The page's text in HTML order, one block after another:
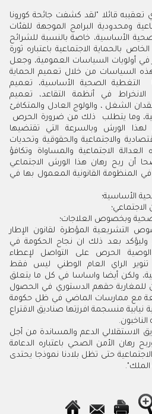
تعقيبه قائلا "لقد كشفت جائحة كورونا
ومحدودية البرامج الموجهة للفئات
الأساسية، خاصة بالنسبة للشرائح
بالحماية الاجتماعية باعتباره ثورة
في أولويات السياسات العمومية، وجعل
السياسات من خلال تعميم الحماية
التغطية الصحية الأساسية، تعميم
الانخراط في أنظمة التقاعد، تعميم
الشغل ، والولوج العادل والمتكافئ
وما يتطلب ذلك من ضرورة الحرص
لهذا الورش وبالسرعة التي تقتضيها
والاجتماعية والحقوقية وتحديات
الاجتماعية والمساواة وتكافؤ
أن ربح رهان هذا الورش الاجتماعي
المنظومة القانونية المعمول بها في
الأساسية؛
وبخصوص العلاجات؛
التشريعية المؤطرة لقانون الإطار
وليؤكد بعد ذلك ان نجاح الحكومة في
الحرص على التواصل لإعطاء
تنوير الراي العام الوطني ليس فقط
ولكن أيضا واساسا في كل ما يتعلق
للمغاربة حقهم الدستوري في الحصول
مع ممارسات الماضي في ظل حكومة
نيابية منسجمة افرزتها صناديق الاقتراع
الاستقلالي الدعم والمساندة من أجل
رهان الأمن الصحي باعتباره الدعامة
حتى تظل بلادنا نموذجا يحتدى
الملك".